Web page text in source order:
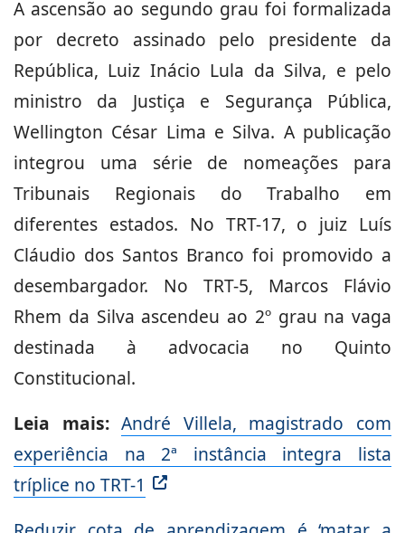
A ascensão ao segundo grau foi formalizada
por decreto assinado pelo presidente da
República, Luiz Inácio Lula da Silva, e pelo
ministro da Justiça e Segurança Pública,
Wellington César Lima e Silva. A publicação
integrou uma série de nomeações para
Tribunais Regionais do Trabalho em
diferentes estados. No TRT-17, o juiz Luís
Cláudio dos Santos Branco foi promovido a
desembargador. No TRT-5, Marcos Flávio
Rhem da Silva ascendeu ao 2º grau na vaga
destinada à advocacia no Quinto
Constitucional.
Leia mais:André Villela, magistrado com
experiência na 2ª instância integra lista
tríplice no TRT-1